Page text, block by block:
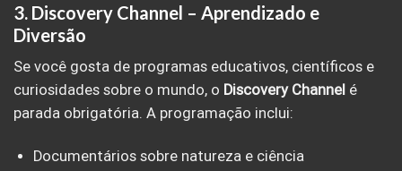
3. Discovery Channel – Aprendizado e
Diversão
Se você gosta de programas educativos, científicos e
curiosidades sobre o mundo, o Discovery Channel é
parada obrigatória. A programação inclui:
Documentários sobre natureza e ciência